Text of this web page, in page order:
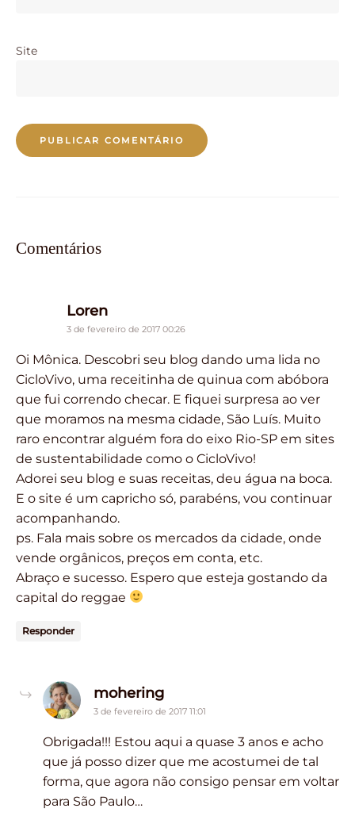
Site
Comentários
Lorensays:
3 de fevereiro de 2017 00:26
Oi Mônica. Descobri seu blog dando uma lida no
CicloVivo, uma receitinha de quinua com abóbora
que fui correndo checar. E fiquei surpresa ao ver
que moramos na mesma cidade, São Luís. Muito
raro encontrar alguém fora do eixo Rio-SP em sites
de sustentabilidade como o CicloVivo!
Adorei seu blog e suas receitas, deu água na boca.
E o site é um capricho só, parabéns, vou continuar
acompanhando.
ps. Fala mais sobre os mercados da cidade, onde
vende orgânicos, preços em conta, etc.
Abraço e sucesso. Espero que esteja gostando da
capital do reggae
Responder
moheringsays:
3 de fevereiro de 2017 11:01
Obrigada!!! Estou aqui a quase 3 anos e acho
que já posso dizer que me acostumei de tal
forma, que agora não consigo pensar em voltar
para São Paulo…